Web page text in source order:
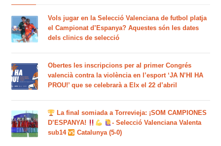
Vols jugar en la Selecció Valenciana de futbol platja
el Campionat d’Espanya? Aquestes són les dates
dels clinics de selecció
Obertes les inscripcions per al primer Congrés
valencià contra la violència en l’esport ‘JA N’HI HA
PROU!’ que se celebrarà a Elx el 22 d’abril
La final somiada a Torrevieja: ¡SOM CAMPIONES
D’ESPANYA!
- Selecció Valenciana Valenta
sub14
Catalunya (5-0)